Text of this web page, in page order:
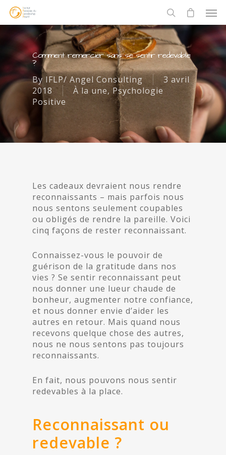
Comment remercier sans se sentir redevable
?
By IFLP/ Angel Consulting
3 avril
2018
À la une,Psychologie
Positive
Les cadeaux devraient nous rendre
reconnaissants – mais parfois nous
nous sentons seulement coupables
ou obligés de rendre la pareille. Voici
cinq façons de rester reconnaissant.
Connaissez-vous le pouvoir de
guérison de la gratitude dans nos
vies ? Se sentir reconnaissant peut
nous donner une lueur chaude de
bonheur, augmenter notre confiance,
et nous donner envie d’aider les
autres en retour. Mais quand nous
recevons quelque chose des autres,
nous ne nous sentons pas toujours
reconnaissants.
En fait, nous pouvons nous sentir
redevables à la place.
Reconnaissant ou
redevable ?